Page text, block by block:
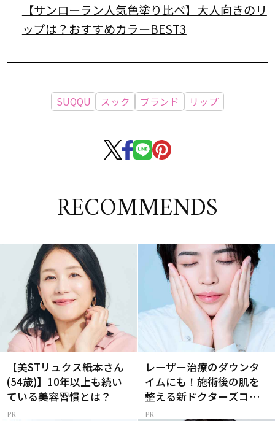
【サンローラン人気色塗り比べ】大人向きのリ
ップは？おすすめカラーBEST3
SUQQU スック ブランド リップ
RECOMMENDS
【美STリュクス紙本さん
(54歳)】10年以上も続い
ている美容習慣とは？
レーザー治療のダウンタ
イムにも！施術後の肌を
整える新ドクターズコス
メ